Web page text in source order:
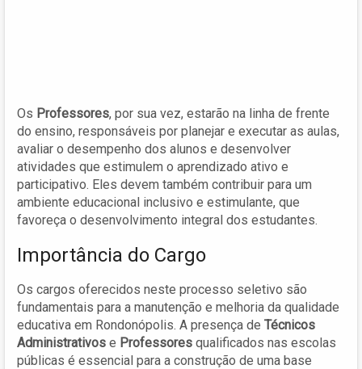
Os Professores, por sua vez, estarão na linha de frente
do ensino, responsáveis por planejar e executar as aulas,
avaliar o desempenho dos alunos e desenvolver
atividades que estimulem o aprendizado ativo e
participativo. Eles devem também contribuir para um
ambiente educacional inclusivo e estimulante, que
favoreça o desenvolvimento integral dos estudantes.
Importância do Cargo
Os cargos oferecidos neste processo seletivo são
fundamentais para a manutenção e melhoria da qualidade
educativa em Rondonópolis. A presença de Técnicos
Administrativos e Professores qualificados nas escolas
públicas é essencial para a construção de uma base